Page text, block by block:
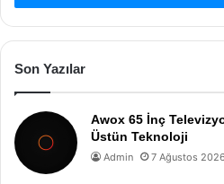
Son Yazılar
Awox 65 İnç
Üstün Teknoloji
Admin 7 Ağustos 2026